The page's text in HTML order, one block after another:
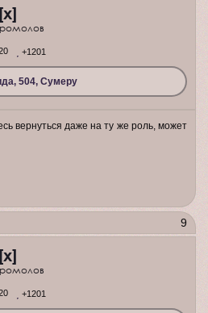
504, Сумеру
+1201
вернуться даже на ту же роль, может
9
+1201